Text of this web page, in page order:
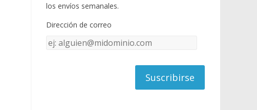
o
k e
C
los envíos semanales.
Dirección de correo
Dirección